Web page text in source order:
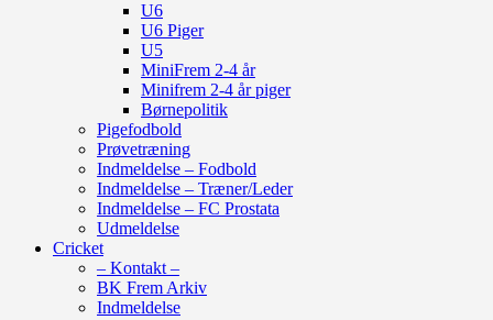
U6
U6 Piger
U5
MiniFrem 2-4 år
Minifrem 2-4 år piger
Børnepolitik
Pigefodbold
Prøvetræning
Indmeldelse – Fodbold
Indmeldelse – Træner/Leder
Indmeldelse – FC Prostata
Udmeldelse
Cricket
– Kontakt –
BK Frem Arkiv
Indmeldelse